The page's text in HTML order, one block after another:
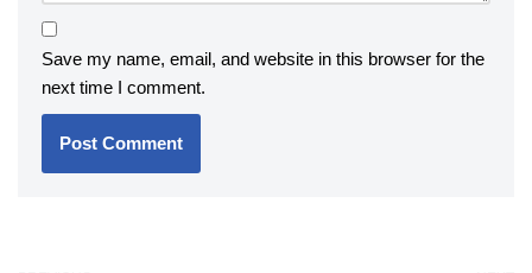
Save my name, email, and website in this browser for the
next time I comment.